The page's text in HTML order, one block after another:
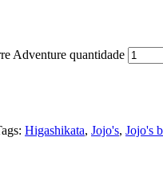
Adventure quantidade
Higashikata, Jojo's, Jojo's